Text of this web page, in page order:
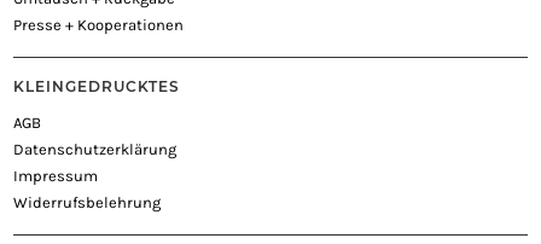
Presse + Kooperationen
KLEINGEDRUCKTES
AGB
Datenschutzerklärung
Impressum
Widerrufsbelehrung